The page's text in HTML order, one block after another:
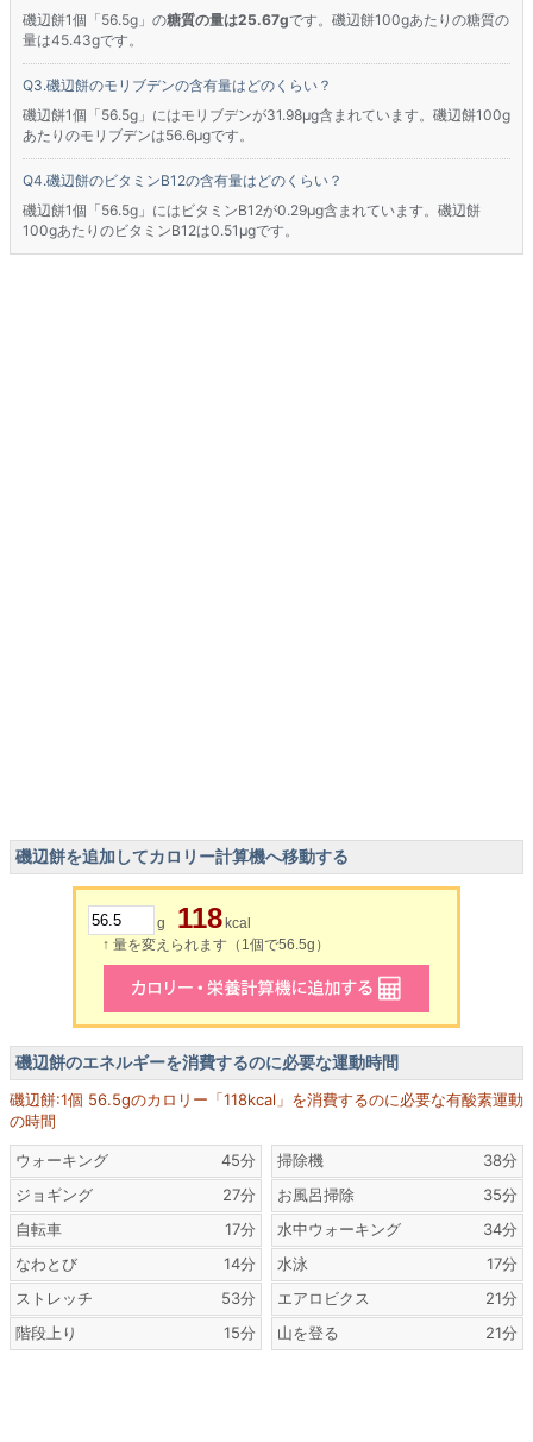
磯辺餅1個「56.5g」の糖質の量は25.67gです。磯辺餅100gあたりの糖質の
量は45.43gです。
磯辺餅のモリブデンの含有量はどのくらい？
磯辺餅1個「56.5g」にはモリブデンが31.98μg含まれています。磯辺餅100g
あたりのモリブデンは56.6μgです。
磯辺餅のビタミンB12の含有量はどのくらい？
磯辺餅1個「56.5g」にはビタミンB12が0.29μg含まれています。磯辺餅
100gあたりのビタミンB12は0.51μgです。
磯辺餅を追加してカロリー計算機へ移動する
g 118 kcal
↑ 量を変えられます（1個で56.5g）
磯辺餅のエネルギーを消費するのに必要な運動時間
磯辺餅:1個 56.5gのカロリー「118kcal」を消費するのに必要な有酸素運動
の時間
ウォーキング
45分
ジョギング
27分
自転車
17分
なわとび
14分
ストレッチ
53分
階段上り
15分
掃除機
38分
お風呂掃除
35分
水中ウォーキング
34分
水泳
17分
エアロビクス
21分
山を登る
21分